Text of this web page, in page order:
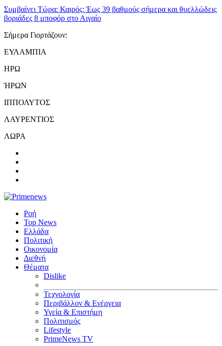
Συμβαίνει Τώρα: Καιρός: Έως 39 βαθμούς σήμερα και θυελλώδεις
βοριάδες 8 μποφόρ στο Αιγαίο
Σήμερα Γιορτάζουν:
ΕΥΛΑΜΠΙΑ
ΗΡΩ
ΉΡΩΝ
ΙΠΠΟΛΥΤΟΣ
ΛΑΥΡΕΝΤΙΟΣ
ΛΩΡΑ
Ροή
Top News
Ελλάδα
Πολιτική
Οικονομία
Διεθνή
Θέματα
Dislike
Τεχνολογία
Περιβάλλον & Ενέργεια
Υγεία & Επιστήμη
Πολιτισμός
Lifestyle
PrimeNews TV